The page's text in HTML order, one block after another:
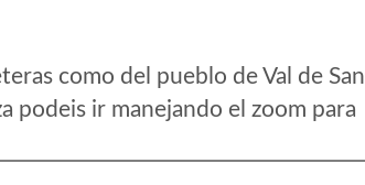
como del pueblo de Val de San
podeis ir manejando el zoom para